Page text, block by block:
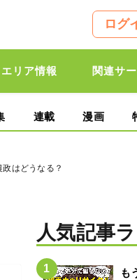
ログ
エリア情報 関連サ
連載 漫画
はどうなる？
人気記事
も